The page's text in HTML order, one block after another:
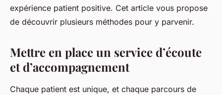
fabienne•6 novembre 2023•5 min de lecture
expérience patient positive. Cet article vous propose
de découvrir plusieurs méthodes pour y parvenir.
Mettre en place un service d’écoute
et d’accompagnement
Chaque patient est unique, et chaque parcours de